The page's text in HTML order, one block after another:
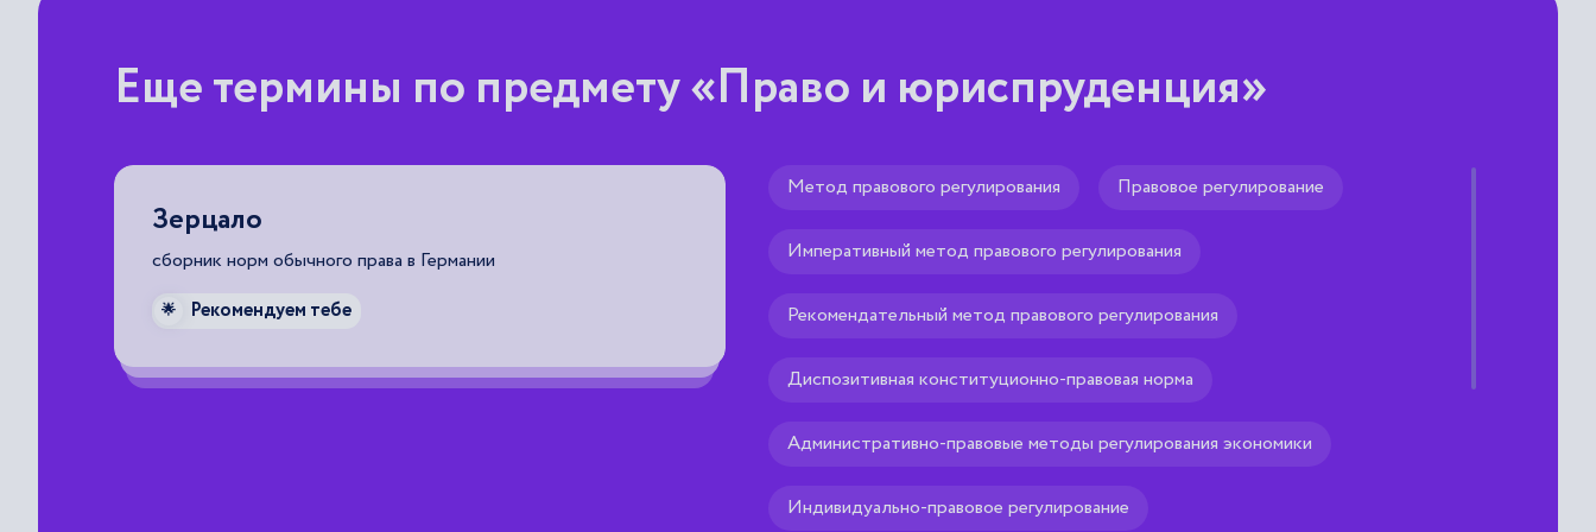
Еще термины по предмету «Право и юриспруденция»
Зерцало
сборник норм обычного права в Германии
🌟 Рекомендуем тебе
использование в государстве (в работе парламента,
являющихся равными и имеющих одинаковый государственный
Рекомендуем тебе
Метод правового регулирования Правовое регулирование
Императивный метод правового регулирования
Рекомендательный метод правового регулирования
Диспозитивная конституционно-правовая норма
Административно-правовые методы регулирования экономики
Индивидуально-правовое регулирование